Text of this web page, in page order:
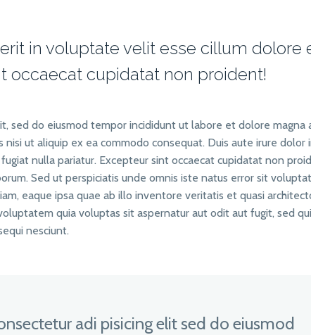
in voluptate velit esse cillum dolore
occaecat cupidatat non proident!
sed do eiusmod tempor incididunt ut labore et dolore magna
ut aliquip ex ea commodo consequat. Duis aute irure dolor
nulla pariatur. Excepteur sint occaecat cupidatat non
Sed ut perspiciatis unde omnis iste natus error sit
eaque ipsa quae ab illo inventore veritatis et quasi
quia voluptas sit aspernatur aut odit aut fugit, sed
nesciunt.
adi pisicing elit sed do eiusmod